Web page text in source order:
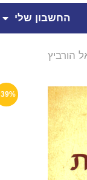
החשבון שלי
הורביץ
39% -